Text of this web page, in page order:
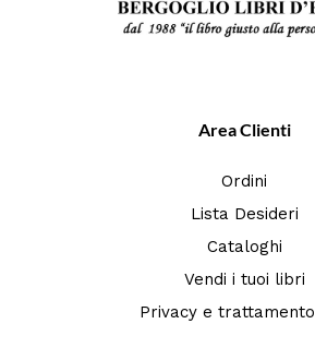
Area Clienti
Ordini
Lista Desideri
Cataloghi
Vendi i tuoi libri
Privacy e